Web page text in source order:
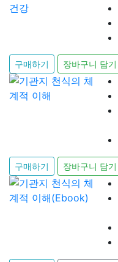
구매하기 장바구니 담기
구매하기 장바구니 담기